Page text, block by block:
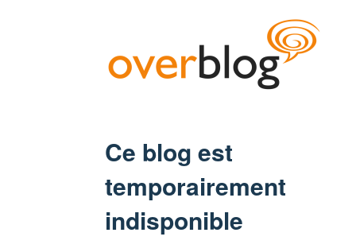
Ce blog est
temporairement
indisponible